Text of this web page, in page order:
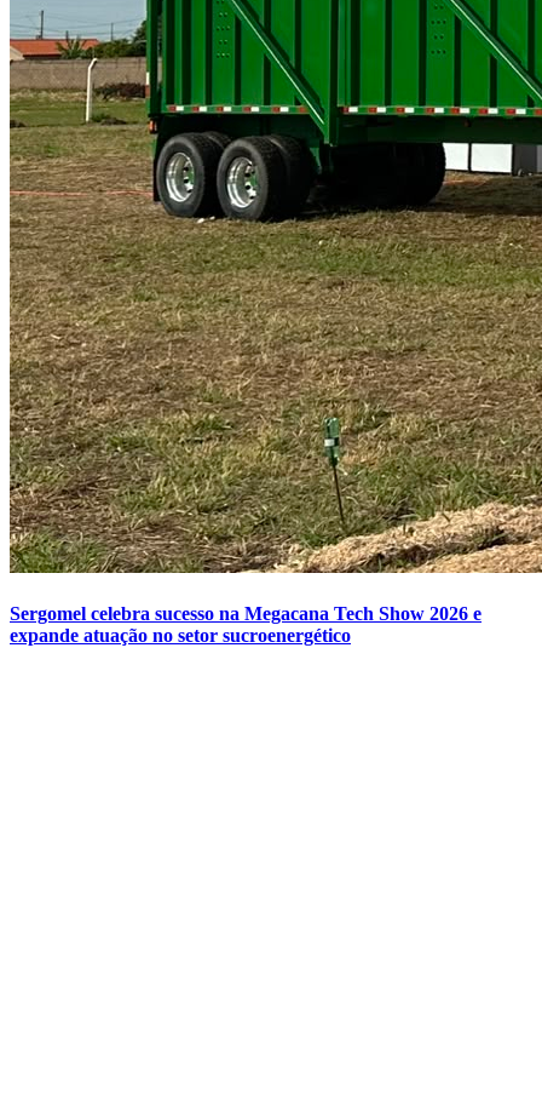
Sergomel celebra sucesso na Megacana Tech Show 2026 e
expande atuação no setor sucroenergético